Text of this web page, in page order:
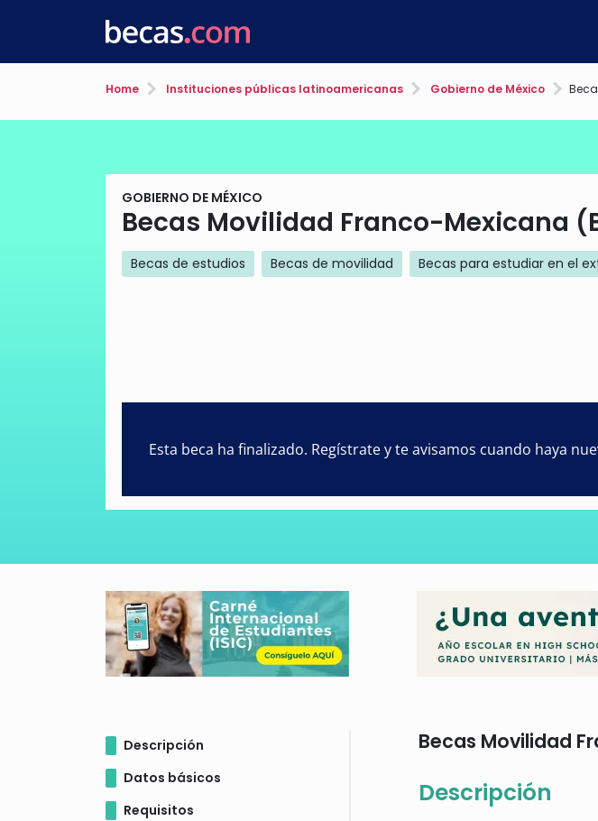
Home Instituciones públicas latinoamericanas Gobierno de México
GOBIERNO DE MÉXICO
Becas Movilidad Franco-Mexicana
Becas de estudios Becas de movilidad Becas para estudiar en el
Esta beca ha finalizado. Regístrate y te avisamos cuando haya
Descripción
Datos básicos
Requisitos
Becas Movilidad
Descripción